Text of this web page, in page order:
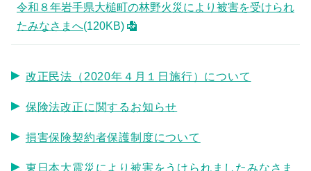
令和８年岩手県大槌町の林野火災により被害を受けられ
たみなさまへ(120KB)
改正民法（2020年４月１日施行）について
保険法改正に関するお知らせ
損害保険契約者保護制度について
東日本大震災により被害をうけられましたみなさま